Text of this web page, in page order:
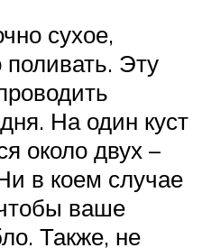
сухое,
Эту
На один куст
около двух –
в коем случае
ваше
Также, не